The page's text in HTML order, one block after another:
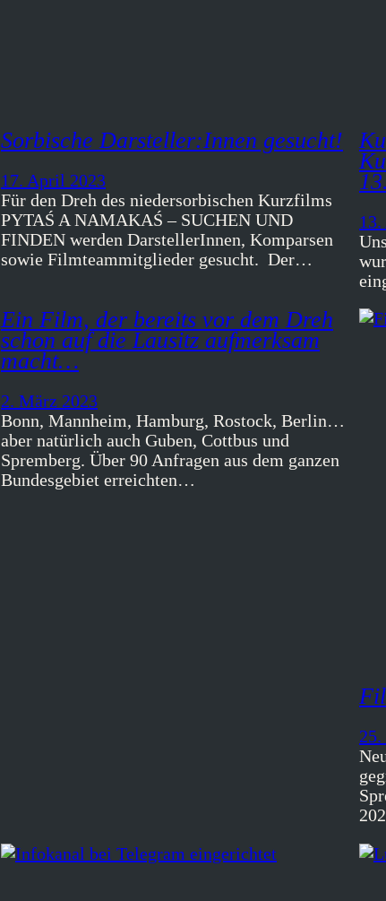
Sorbische Darsteller:Innen gesucht!
17. April 2023
Für den Dreh des niedersorbischen Kurzfilms
PYTAŚ A NAMAKAŚ – SUCHEN UND
FINDEN werden DarstellerInnen, Komparsen
sowie Filmteammitglieder gesucht. Der…
Ein Film, der bereits vor dem Dreh
schon auf die Lausitz aufmerksam
macht…
2. März 2023
Bonn, Mannheim, Hamburg, Rostock, Berlin…
aber natürlich auch Guben, Cottbus und
Spremberg. Über 90 Anfragen aus dem ganzen
Bundesgebiet erreichten…
25.